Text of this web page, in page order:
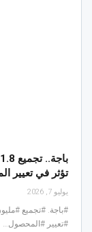
تؤثر في تعيير
يوليو 7, 2026
#باجة. #تجميع
#تعيير #المحصول…